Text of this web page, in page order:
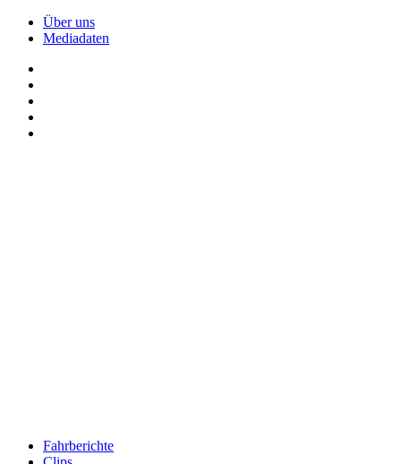
Über uns
Mediadaten
Fahrberichte